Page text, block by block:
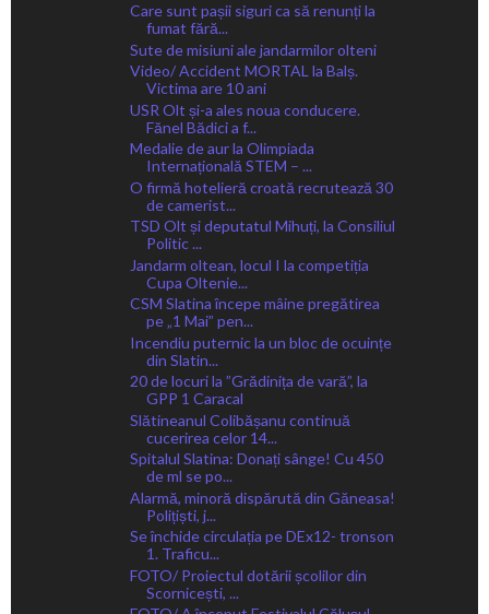
Care sunt pașii siguri ca să renunți la
fumat fără...
Sute de misiuni ale jandarmilor olteni
Video/ Accident MORTAL la Balș.
Victima are 10 ani
USR Olt și-a ales noua conducere.
Fănel Bădici a f...
Medalie de aur la Olimpiada
Internațională STEM – ...
O firmă hotelieră croată recrutează 30
de camerist...
TSD Olt și deputatul Mihuți, la Consiliul
Politic ...
Jandarm oltean, locul I la competiția
Cupa Oltenie...
CSM Slatina începe mâine pregătirea
pe „1 Mai” pen...
Incendiu puternic la un bloc de ocuințe
din Slatin...
20 de locuri la ”Grădinița de vară”, la
GPP 1 Caracal
Slătineanul Colibășanu continuă
cucerirea celor 14...
Spitalul Slatina: Donați sânge! Cu 450
de ml se po...
Alarmă, minoră dispărută din Găneasa!
Polițiști, j...
Se închide circulația pe DEx12- tronson
1. Traficu...
FOTO/ Proiectul dotării școlilor din
Scornicești, ...